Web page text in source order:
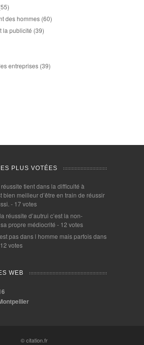
des hommes (60)
la publicité (39)
entreprises (39)
PLUS VOTÉES
tient dans la difficulté à
bien meilleur d’être en train de réussir
- 17 votes
réussite d’autrui c’est la non-
propre médiocrité - 12 votes
pas dans l homme mais parfois dans
votes
WEB
© citation.fr